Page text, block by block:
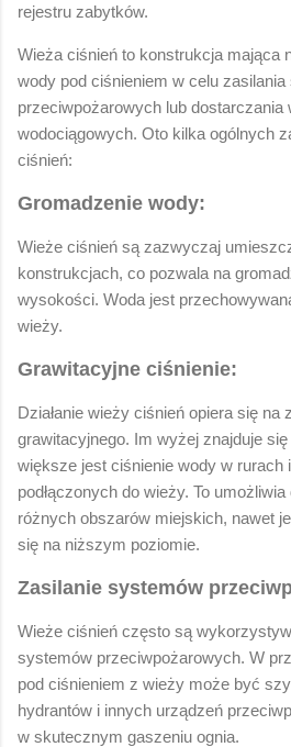
rejestru zabytków.
Wieża ciśnień to konstrukcja mająca
wody pod ciśnieniem w celu
przeciwpożarowych lub
wodociągowych. Oto kilka ogólnych
ciśnień:
Gromadzenie wody:
Wieże ciśnień są zazwyczaj
konstrukcjach, co pozwala na
wysokości. Woda jest
wieży.
Grawitacyjne ciśnienie:
Działanie wieży ciśnień opiera się na
grawitacyjnego. Im wyżej znajduje
większe jest ciśnienie wody w rurach
podłączonych do wieży. To
różnych obszarów miejskich, nawet
się na niższym poziomie.
Zasilanie systemów
Wieże ciśnień często są
systemów przeciwpożarowych. W
pod ciśnieniem z wieży może być
hydrantów i innych urządzeń
w skutecznym gaszeniu ognia.